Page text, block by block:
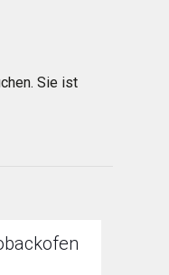
Sie ist